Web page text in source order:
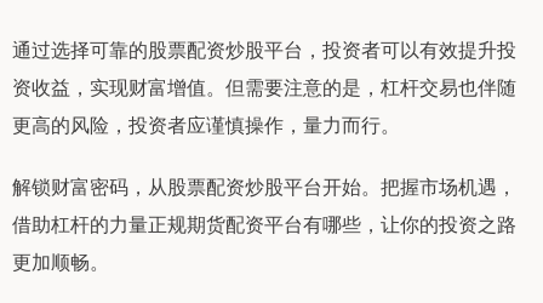
通过选择可靠的股票配资炒股平台，投资者可以有效提升投
资收益，实现财富增值。但需要注意的是，杠杆交易也伴随
更高的风险，投资者应谨慎操作，量力而行。
解锁财富密码，从股票配资炒股平台开始。把握市场机遇，
借助杠杆的力量正规期货配资平台有哪些，让你的投资之路
更加顺畅。